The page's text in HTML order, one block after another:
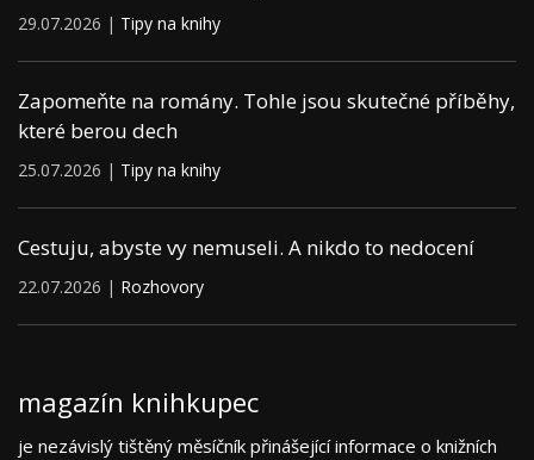
29.07.2026 | Tipy na knihy
Zapomeňte na romány. Tohle jsou skutečné příběhy,
které berou dech
25.07.2026 | Tipy na knihy
Cestuju, abyste vy nemuseli. A nikdo to nedocení
22.07.2026 | Rozhovory
magazín knihkupec
je nezávislý tištěný měsíčník přinášející informace o knižních